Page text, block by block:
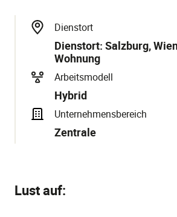
Dienstort
Dienstort: Salzburg,
Wohnung
Arbeitsmodell
Hybrid
Unternehmensbereich
Zentrale
Lust auf: